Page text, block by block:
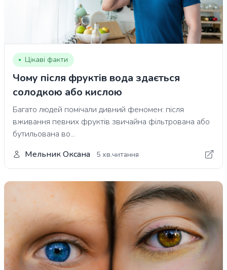
Цікаві факти
Чому після фруктів вода здається
солодкою або кислою
Багато людей помічали дивний феномен: після
вживання певних фруктів звичайна фільтрована або
бутильована во...
Мельник Оксана
5 хв.читання